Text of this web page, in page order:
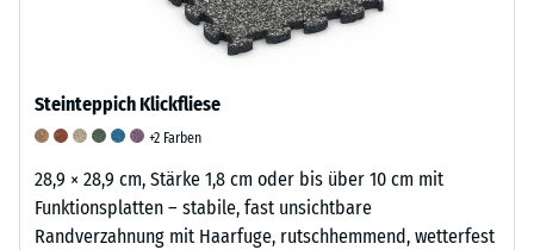
Steinteppich Klickfliese
+2 Farben
28,9 × 28,9 cm, Stärke 1,8 cm oder bis über 10 cm mit
Funktionsplatten – stabile, fast unsichtbare
Randverzahnung mit Haarfuge, rutschhemmend, wetterfest